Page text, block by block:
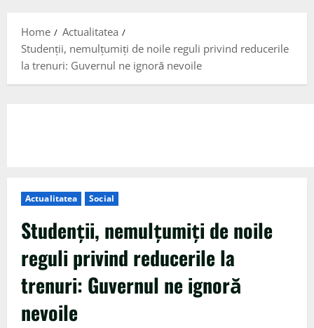
Home
Actualitatea
Studenţii, nemulţumiţi de noile reguli privind reducerile
la trenuri: Guvernul ne ignoră nevoile
Actualitatea Social
Studenţii, nemulţumiţi de noile
reguli privind reducerile la
trenuri: Guvernul ne ignoră
nevoile